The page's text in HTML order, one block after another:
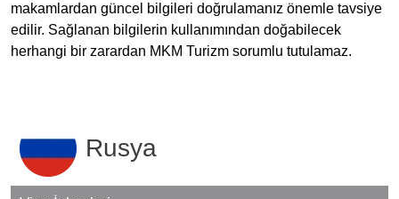
makamlardan güncel bilgileri doğrulamanız önemle tavsiye
edilir. Sağlanan bilgilerin kullanımından doğabilecek
herhangi bir zarardan MKM Turizm sorumlu tutulamaz.
Rusya